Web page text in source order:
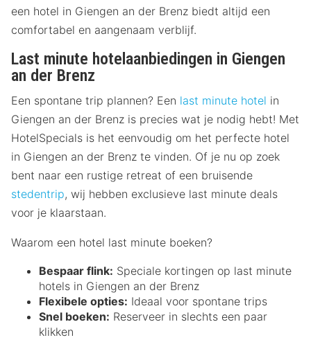
een hotel in Giengen an der Brenz biedt altijd een
comfortabel en aangenaam verblijf.
Last minute hotelaanbiedingen in Giengen
an der Brenz
Een spontane trip plannen? Een last minute hotel in
Giengen an der Brenz is precies wat je nodig hebt! Met
HotelSpecials is het eenvoudig om het perfecte hotel
in Giengen an der Brenz te vinden. Of je nu op zoek
bent naar een rustige retreat of een bruisende
stedentrip, wij hebben exclusieve last minute deals
voor je klaarstaan.
Waarom een hotel last minute boeken?
Bespaar flink: Speciale kortingen op last minute
hotels in Giengen an der Brenz
Flexibele opties: Ideaal voor spontane trips
Snel boeken: Reserveer in slechts een paar
klikken